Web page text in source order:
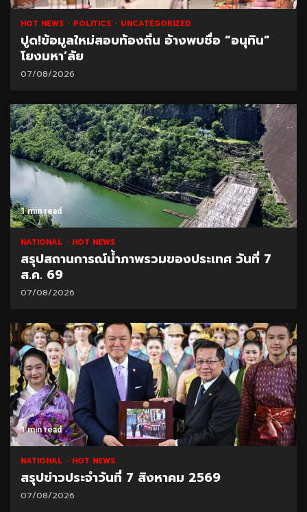
HOT NEWS POLITICS UNCATEGORIZED
ปูด!ข้อมูลใหม่สอบท้องถิ่น อ้างพบชื่อ “อนุทิน”
โยงมหา’ลัย
07/08/2026
1 min read
NATIONAL HOT NEWS
สรุปสถานการณ์น้ำภาพรวมของประเทศ วันที่ 7
ส.ค. 69
07/08/2026
1 min read
NATIONAL HOT NEWS
สรุปข่าวประจำวันที่ 7 สิงหาคม 2569
07/08/2026